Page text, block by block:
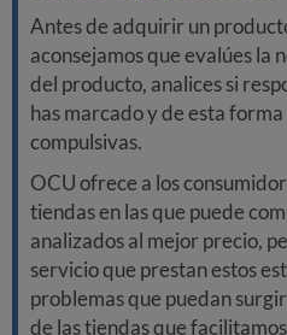
Antes de adquirir un
aconsejamos que evalúes la
del producto, analices si
has marcado y de esta
compulsivas.
OCU ofrece a los
tiendas en las que puede
analizados al mejor precio,
servicio que prestan estos
problemas que puedan
de las tiendas que